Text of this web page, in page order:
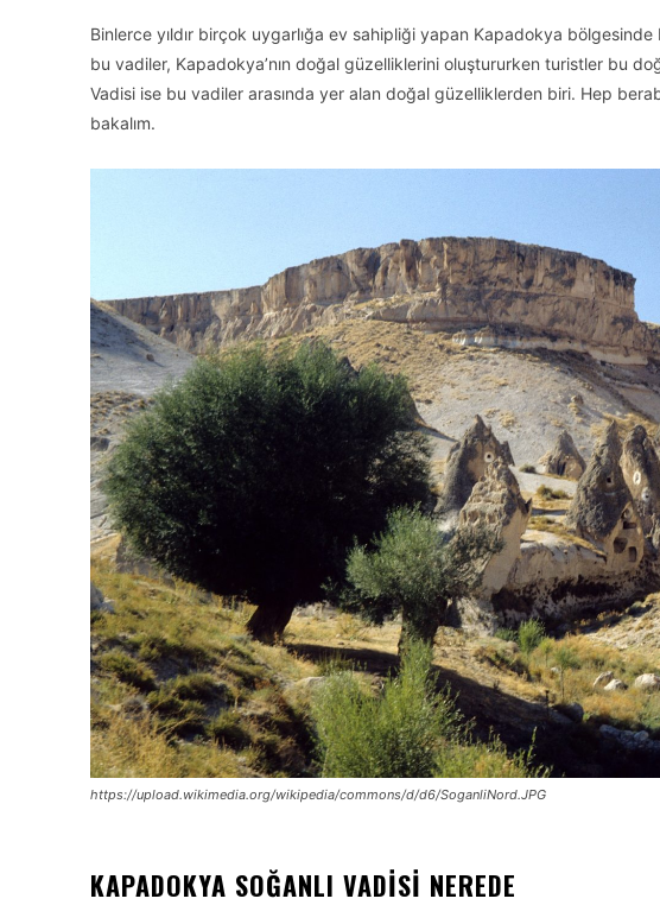
Binlerce yıldır birçok uygarlığa ev sahipliği yapan Kapadokya
bu vadiler, Kapadokya’nın doğal güzelliklerini oluştururken turistler bu
Vadisi ise bu vadiler arasında yer alan doğal güzelliklerden biri. Hep
bakalım.
https://upload.wikimedia.org/wikipedia/commons/d/d6/SoganliNord.JPG
KAPADOKYA SOĞANLI VADISI NEREDE